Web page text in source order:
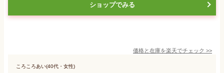
ショップでみる
価格と在庫を楽天でチェック >>
ころころあい(40代・女性)